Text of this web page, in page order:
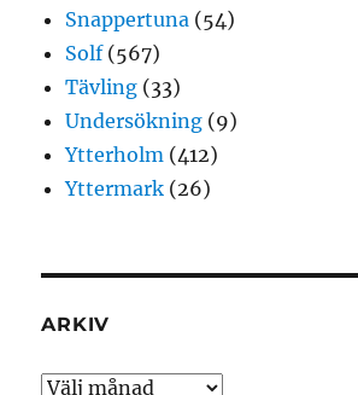
Snappertuna (54)
Solf(567)
Tävling (33)
Undersökning (9)
Ytterholm (412)
Yttermark (26)
ARKIV
Arkiv